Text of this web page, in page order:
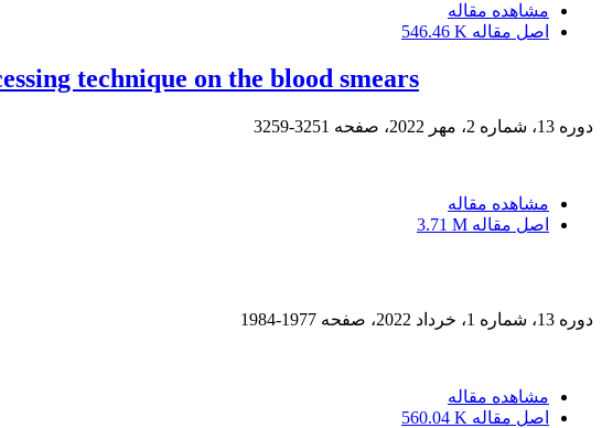
مشاهده مقاله
اصل مقاله 546.46 K
technique on the blood smears
دوره 13، شماره 2، مهر 2022، صفحه 3251-3259
مشاهده مقاله
اصل مقاله 3.71 M
دوره 13، شماره 1، خرداد 2022، صفحه 1977-1984
مشاهده مقاله
اصل مقاله 560.04 K